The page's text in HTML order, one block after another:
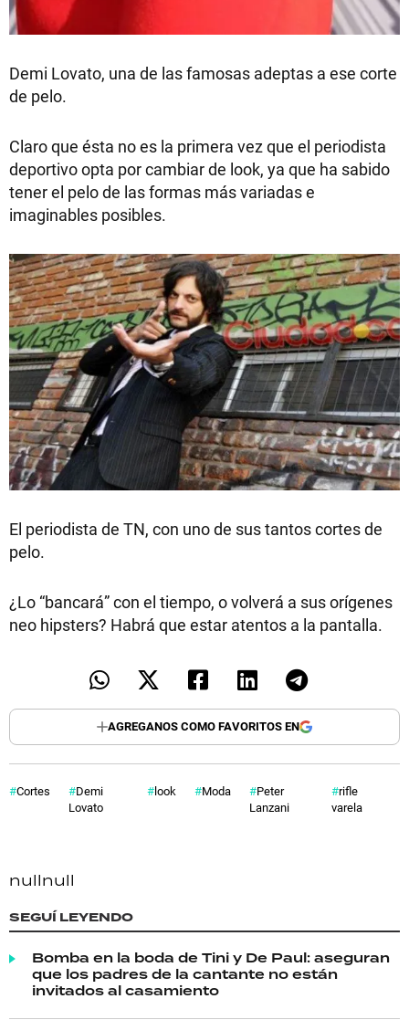
Demi Lovato, una de las famosas adeptas a ese corte
de pelo.
Claro que ésta no es la primera vez que el periodista
deportivo opta por cambiar de look, ya que ha sabido
tener el pelo de las formas más variadas e
imaginables posibles.
El periodista de TN, con uno de sus tantos cortes de
pelo.
¿Lo “bancará” con el tiempo, o volverá a sus orígenes
neo hipsters? Habrá que estar atentos a la pantalla.
AGREGANOS COMO FAVORITOS EN
Cortes
Demi
Lovato
look Moda
Peter
Lanzani
rifle
varela
nullnull
SEGUÍ LEYENDO
Bomba en la boda de Tini y De Paul: aseguran
que los padres de la cantante no están
invitados al casamiento